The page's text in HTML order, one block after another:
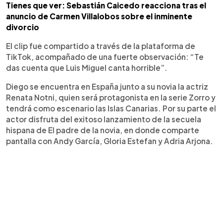
Tienes que ver: Sebastián Caicedo reacciona tras el
anuncio de Carmen Villalobos sobre el inminente
divorcio
El clip fue compartido a través de la plataforma de
TikTok, acompañado de una fuerte observación: “Te
das cuenta que Luis Miguel canta horrible”.
Diego se encuentra en España junto a su novia la actriz
Renata Notni, quien será protagonista en la serie Zorro y
tendrá como escenario las Islas Canarias. Por su parte el
actor disfruta del exitoso lanzamiento de la secuela
hispana de El padre de la novia, en donde comparte
pantalla con Andy García, Gloria Estefan y Adria Arjona.